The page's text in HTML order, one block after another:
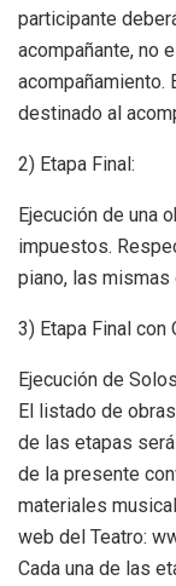
participante
acompañante, no
acompañamiento.
destinado al
2) Etapa Final:
Ejecución de una
impuestos.
piano, las mismas
3) Etapa Final con
Ejecución de
El listado de
de las etapas
de la presente
materiales
web del Teatro:
Cada una de las